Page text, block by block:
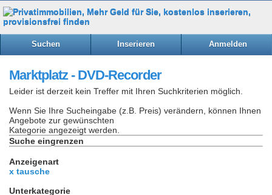
Suchen Inserieren Anmelden
Marktplatz - DVD-Recorder
Leider ist derzeit kein Treffer mit Ihren Suchkriterien möglich.
Wenn Sie Ihre Sucheingabe (z.B. Preis) verändern, können Ihnen
Angebote zur gewünschten
Kategorie angezeigt werden.
Suche eingrenzen
Anzeigenart
x tausche
Unterkategorie